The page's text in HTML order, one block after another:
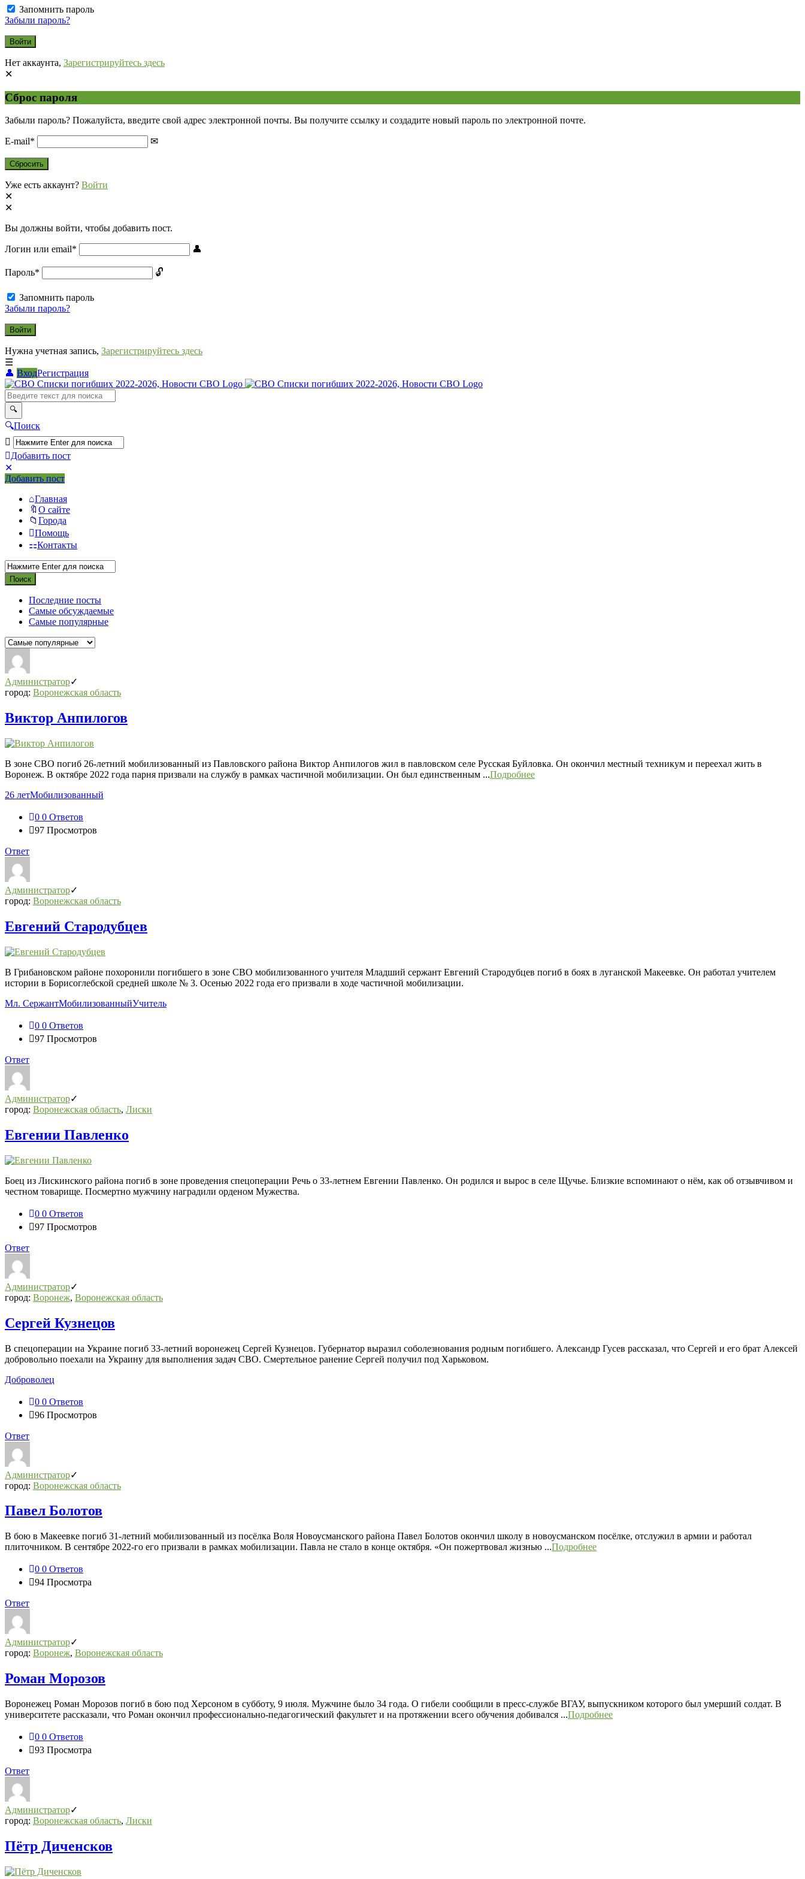
Запомнить пароль
Забыли пароль?
Нет аккаунта, Зарегистрируйтесь здесь
Сброс пароля
Забыли пароль? Пожалуйста, введите свой адрес электронной почты. Вы получите ссылку и создадите новый пароль по электронной почте.
E-mail*
Уже есть аккаунт? Войти
Вы должны войти, чтобы добавить пост.
Логин или email*
Пароль*
Запомнить пароль
Забыли пароль?
Нужна учетная запись, Зарегистрируйтесь здесь
ВходРегистрация
СВО
Списки
погибших
2022-
2026,
Новости
СВО
Поиск
Добавить пост
Мобильное
меню
Добавить пост
Главная
О сайте
Города
Помощь
Контакты
Последние посты
Самые обсуждаемые
Самые популярные
СВО
Списки
погибших
2026,
Новости
СВО
Последний
Администратор
город: Воронежская область
Виктор Анпилогов
В зоне СВО погиб 26-летний мобилизованный из Павловского района Виктор Анпилогов жил в павловском селе Русская Буйловка. Он окончил местный техникум и переехал жить в
Воронеж. В октябре 2022 года парня призвали на службу в рамках частичной мобилизации. Он был единственным ...Подробнее
26 летМобилизованный
0 0 Ответов
97 Просмотров
Ответ
Администратор
город: Воронежская область
Евгений Стародубцев
В Грибановском районе похоронили погибшего в зоне СВО мобилизованного учителя Младший сержант Евгений Стародубцев погиб в боях в луганской Макеевке. Он работал учителем
истории в Борисоглебской средней школе № 3. Осенью 2022 года его призвали в ходе частичной мобилизации.
Мл. СержантМобилизованныйУчитель
0 0 Ответов
97 Просмотров
Ответ
Администратор
город: Воронежская область, Лиски
Евгении Павленко
Боец из Лискинского района погиб в зоне проведения спецоперации Речь о 33-летнем Евгении Павленко. Он родился и вырос в селе Щучье. Близкие вспоминают о нём, как об отзывчивом и
честном товарище. Посмертно мужчину наградили орденом Мужества.
0 0 Ответов
97 Просмотров
Ответ
Администратор
город: Воронеж, Воронежская область
Сергей Кузнецов
В спецоперации на Украине погиб 33-летний воронежец Сергей Кузнецов. Губернатор выразил соболезнования родным погибшего. Александр Гусев рассказал, что Сергей и его брат Алексей
добровольно поехали на Украину для выполнения задач СВО. Смертельное ранение Сергей получил под Харьковом.
Доброволец
0 0 Ответов
96 Просмотров
Ответ
Администратор
город: Воронежская область
Павел Болотов
В бою в Макеевке погиб 31-летний мобилизованный из посёлка Воля Новоусманского района Павел Болотов окончил школу в новоусманском посёлке, отслужил в армии и работал
плиточником. В сентябре 2022-го его призвали в рамках мобилизации. Павла не стало в конце октября. «Он пожертвовал жизнью ...Подробнее
0 0 Ответов
94 Просмотра
Ответ
Администратор
город: Воронеж, Воронежская область
Роман Морозов
Воронежец Роман Морозов погиб в бою под Херсоном в субботу, 9 июля. Мужчине было 34 года. О гибели сообщили в пресс-службе ВГАУ, выпускником которого был умерший солдат. В
университете рассказали, что Роман окончил профессионально-педагогический факультет и на протяжении всего обучения добивался ...Подробнее
0 0 Ответов
93 Просмотра
Ответ
Администратор
город: Воронежская область, Лиски
Пётр Диченсков